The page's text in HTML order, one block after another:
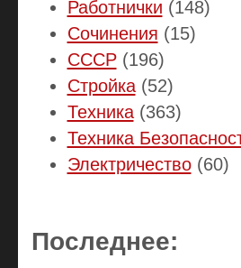
Работнички (148)
Сочинения (15)
СССР(196)
Стройка(52)
Техника(363)
Техника
Электричество(60)
Последнее: